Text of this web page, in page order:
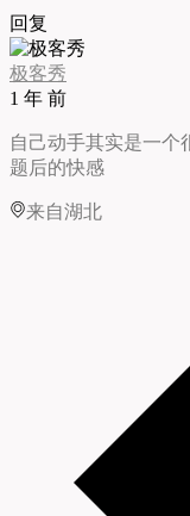
回复
极客秀
1 年 前
自己动手其实是一个
题后的快感
来自湖北